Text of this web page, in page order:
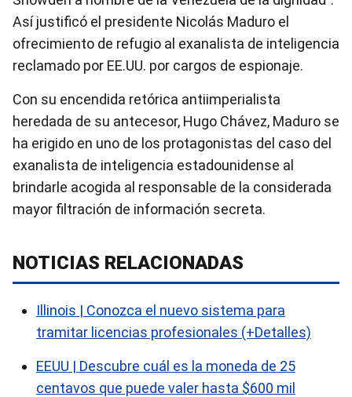
Así justificó el presidente Nicolás Maduro el
ofrecimiento de refugio al exanalista de inteligencia
reclamado por EE.UU. por cargos de espionaje.
Con su encendida retórica antiimperialista
heredada de su antecesor, Hugo Chávez, Maduro se
ha erigido en uno de los protagonistas del caso del
exanalista de inteligencia estadounidense al
brindarle acogida al responsable de la considerada
mayor filtración de información secreta.
NOTICIAS RELACIONADAS
Illinois | Conozca el nuevo sistema para
tramitar licencias profesionales (+Detalles)
EEUU | Descubre cuál es la moneda de 25
centavos que puede valer hasta $600 mil